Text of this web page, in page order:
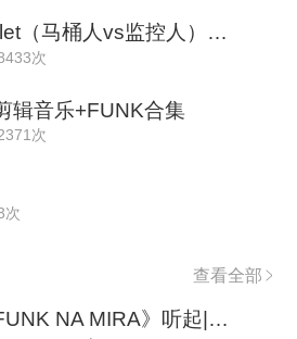
Skibidi toilet（马桶人vs监控人）纯音效
次
辑音乐+FUNK合集
次
次
查看全部
今天从《FUNK NA MIRA》听起|私人雷达